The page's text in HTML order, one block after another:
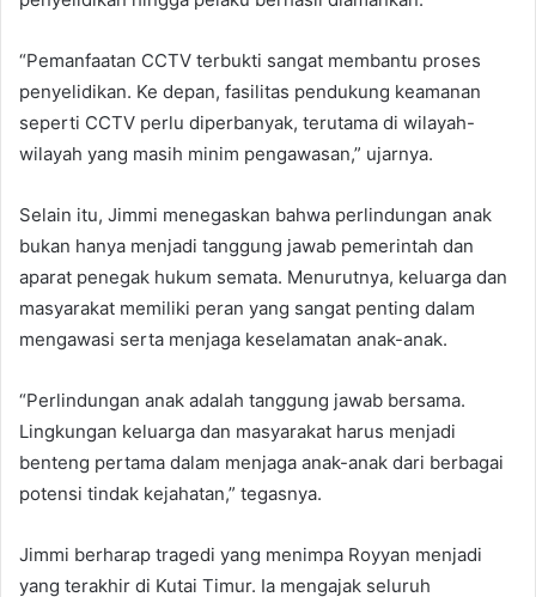
“Pemanfaatan CCTV terbukti sangat membantu proses
penyelidikan. Ke depan, fasilitas pendukung keamanan
seperti CCTV perlu diperbanyak, terutama di wilayah-
wilayah yang masih minim pengawasan,” ujarnya.
Selain itu, Jimmi menegaskan bahwa perlindungan anak
bukan hanya menjadi tanggung jawab pemerintah dan
aparat penegak hukum semata. Menurutnya, keluarga dan
masyarakat memiliki peran yang sangat penting dalam
mengawasi serta menjaga keselamatan anak-anak.
“Perlindungan anak adalah tanggung jawab bersama.
Lingkungan keluarga dan masyarakat harus menjadi
benteng pertama dalam menjaga anak-anak dari berbagai
potensi tindak kejahatan,” tegasnya.
Jimmi berharap tragedi yang menimpa Royyan menjadi
yang terakhir di Kutai Timur. Ia mengajak seluruh